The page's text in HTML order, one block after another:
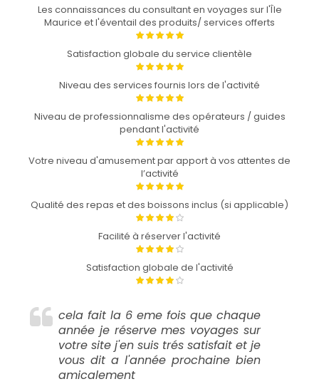
Les connaissances du consultant en voyages sur l'Île
Maurice et l'éventail des produits/ services offerts
Satisfaction globale du service clientèle
Niveau des services fournis lors de l'activité
Niveau de professionnalisme des opérateurs / guides
pendant l'activité
Votre niveau d'amusement par apport à vos attentes de
l’activité
Qualité des repas et des boissons inclus (si applicable)
Facilité à réserver l'activité
Satisfaction globale de l'activité
cela fait la 6 eme fois que chaque
année je réserve mes voyages sur
votre site j'en suis trés satisfait et je
vous dit a l'année prochaine bien
amicalement